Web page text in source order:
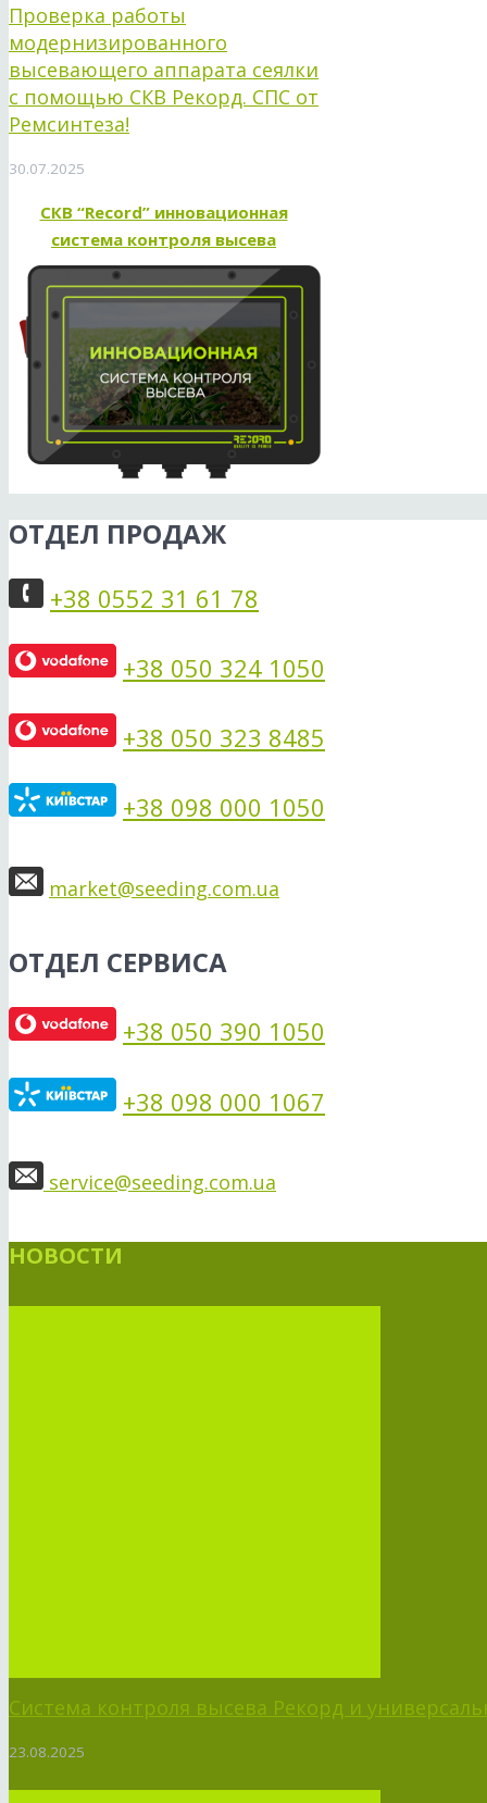
Проверка работы
модернизированного
высевающего аппарата сеялки
с помощью СКВ Рекорд. СПС от
Ремсинтеза!
30.07.2025
СКВ “Record” инновационная
система контроля высева
ОТДЕЛ ПРОДАЖ
+38 0552 31 61 78
+38 050 324 1050
+38 050 323 8485
+38 098 000 1050
market@seeding.com.ua
ОТДЕЛ СЕРВИСА
+38 050 390 1050
+38 098 000 1067
service@seeding.com.ua
НОВОСТИ
Система контроля высева Рекорд и
23.08.2025